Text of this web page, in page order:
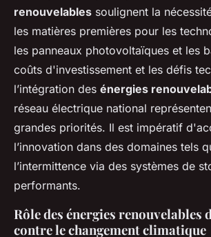
renouvelables soulignent la
les matières premières pour les
les panneaux photovoltaïques et les
coûts d'investissement et les défis
l’intégration des énergies
réseau électrique national
grandes priorités. Il est impératif
l’innovation dans des domaines tels
l’intermittence via des systèmes de
performants.
Rôle des énergies renouvelables
contre le changement climatique